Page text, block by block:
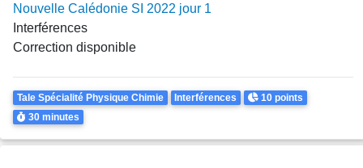
Nouvelle Calédonie SI 2022 jour 1
Interférences
Correction disponible
Theme
Tale Spécialité Physique Chimie Interférences Points
10 points
Durée
30 minutes